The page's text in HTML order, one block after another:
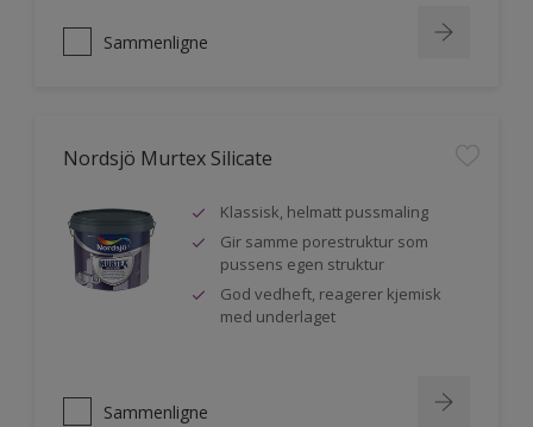
Sammenligne
Nordsjö Murtex Silicate
Klassisk, helmatt pussmaling
Gir samme porestruktur som
pussens egen struktur
God vedheft, reagerer kjemisk
med underlaget
Sammenligne